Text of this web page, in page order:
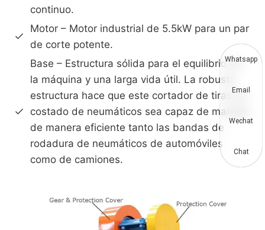
continuo.
Motor – Motor industrial de 5.5kW para un par
de corte potente.
Base – Estructura sólida para el equilibrio de
la máquina y una larga vida útil. La robusta
estructura hace que este cortador de tiras de
costado de neumáticos sea capaz de manejar
de manera eficiente tanto las bandas de
rodadura de neumáticos de automóviles
como de camiones.
Whatsapp
Email
Wechat
Chat